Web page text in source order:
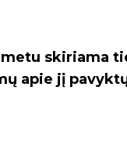
skiriama
apie jį